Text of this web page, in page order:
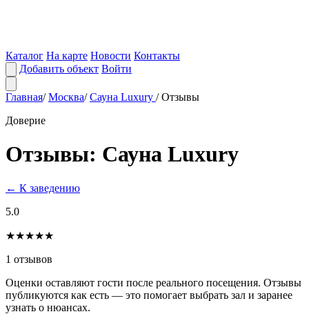
Каталог На карте Новости Контакты
Добавить объект Войти
Главная/ Москва/ Сауна Luxury / Отзывы
Доверие
Отзывы: Сауна Luxury
← К заведению
5.0
★★★★★
1 отзывов
Оценки оставляют гости после реального посещения. Отзывы
публикуются как есть — это помогает выбрать зал и заранее
узнать о нюансах.